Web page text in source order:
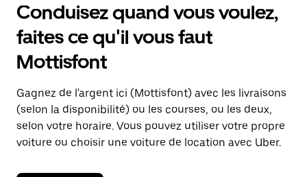
Conduisez quand vous voulez,
faites ce qu'il vous faut
Mottisfont
Gagnez de l'argent ici (Mottisfont) avec les livraisons
(selon la disponibilité) ou les courses, ou les deux,
selon votre horaire. Vous pouvez utiliser votre propre
voiture ou choisir une voiture de location avec Uber.